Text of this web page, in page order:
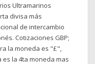
Ultramarinos
divisa más
de intercambio
Cotizaciones GBP;
la moneda es "£",
es la 4ta moneda mas